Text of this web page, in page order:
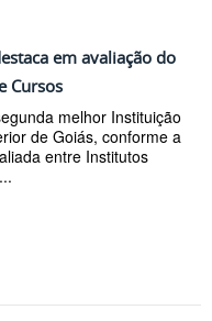
em avaliação do
Cursos
melhor Instituição
de Goiás, conforme a
entre Institutos